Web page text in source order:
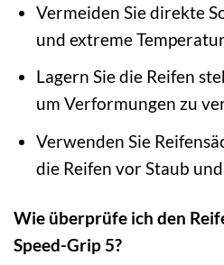
Vermeiden Sie direkte
und extreme
Lagern Sie die Reifen
um Verformungen zu
Verwenden Sie
die Reifen vor Staub
Wie überprüfe ich den
Speed-Grip 5?